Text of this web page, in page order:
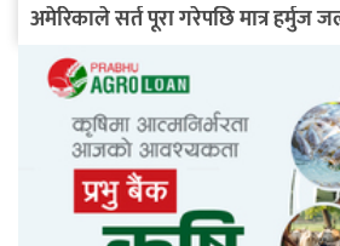
अमेरिकाले सर्त पूरा गरेपछि मात्र हर्मुज